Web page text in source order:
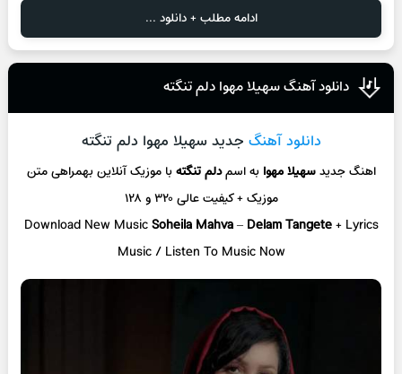
ادامه مطلب + دانلود ...
دانلود آهنگ سهیلا مهوا دلم تنگته
دانلود آهنگ جدید سهیلا مهوا دلم تنگته
اهنگ جدیدسهیلا مهوابه اسمدلم تنگتهبا موزیک آنلاینبهمراهی متن
موزیک + کیفیت عالی ۳۲۰ و ۱۲۸
Download New MusicSoheila Mahva–Delam Tangete+ Lyrics
Music / Listen To Music Now